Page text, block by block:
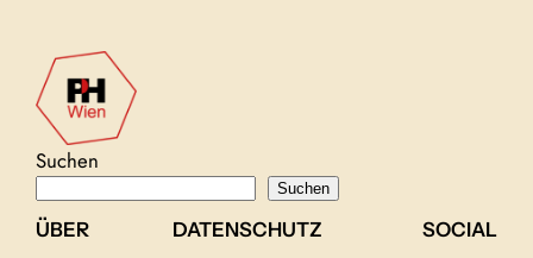
Suchen
Suchen
ÜBER
DATENSCHUTZ
SOCIAL